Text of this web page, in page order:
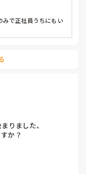
みで正社員うちにもい
りました、
か？
ム、などあります